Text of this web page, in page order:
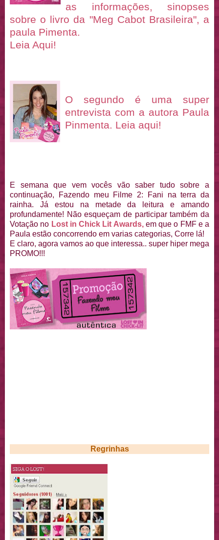
as informações, sinopses
sobre o livro da "Meg Cabot Brasileira", a
paula Pimenta.
Leia Aqui!
O segundo é uma super
entrevista com a autora Paula
Pinmenta. Leia aqui!
E semana que vem vocês vão saber tudo sobre a
continuação, Fazendo meu Filme 2: Fani na terra da
rainha. Já estou na metade da leitura e amando
profundamente! Não esqueçam de participar também da
Votação no Lost in Chick Lit Awards,em que o FMF e a
Paula estão concorrendo em varias categorias, Corre lá!
E claro, agora vamos ao que interessa.. super hiper mega
PROMO!!!
Regrinhas